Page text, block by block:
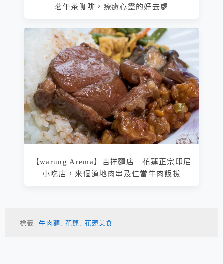
茗午茶咖啡，療癒心靈的好去處
【warung Arema】吉祥麵店｜花蓮正宗印尼
小吃店，來個道地肉串及仁當牛肉飯拔
標籤:牛肉麵,花蓮, 花蓮美食